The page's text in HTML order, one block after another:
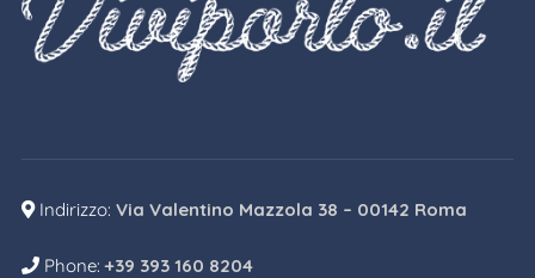
Indirizzo: Via Valentino Mazzola 38 – 00142 Roma
Phone:+39 393 160 8204